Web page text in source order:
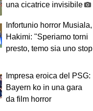
una cicatrice invisibile
Infortunio horror Musiala,
Hakimi: "Speriamo torni
presto, temo sia uno stop
Impresa eroica del PSG:
Bayern ko in una gara
da film horror